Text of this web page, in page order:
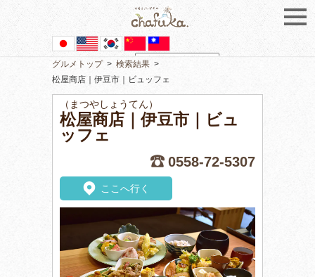
Powered by
グルメトップ> 検索結果 >
松屋商店｜伊豆市｜ビュッフェ
（まつやしょうてん）
松屋商店｜伊豆市｜ビュ
ッフェ
0558-72-5307
ここへ行く